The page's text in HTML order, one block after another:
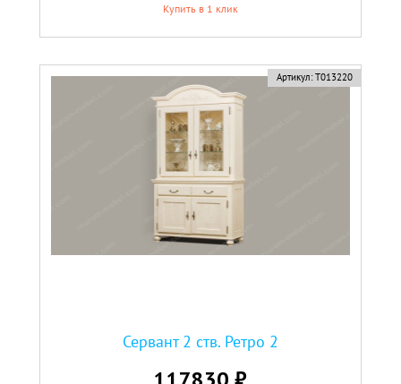
Купить в 1 клик
Артикул: Т013220
Сервант 2 ств. Ретро 2